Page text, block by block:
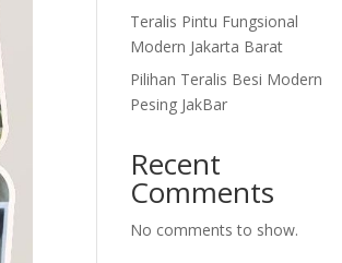
Teralis Pintu Fungsional
Modern Jakarta Barat
Pilihan Teralis Besi Modern
Pesing JakBar
Recent
Comments
No comments to show.